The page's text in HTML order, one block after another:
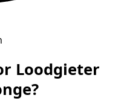
Loodgieter